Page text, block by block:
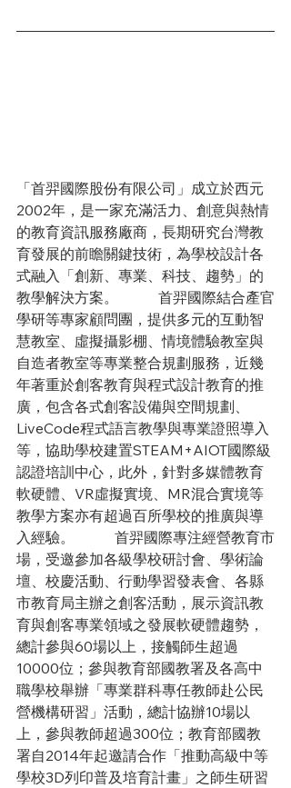
「首羿國際股份有限公司」成立於西元
2002年，是一家充滿活力、創意與熱情
的教育資訊服務廠商，長期研究台灣教
育發展的前瞻關鍵技術，為學校設計各
式融入「創新、專業、科技、趨勢」的
教學解決方案。   　　首羿國際結合產官
學研等專家顧問團，提供多元的互動智
慧教室、虛擬攝影棚、情境體驗教室與
自造者教室等專業整合規劃服務，近幾
年著重於創客教育與程式設計教育的推
廣，包含各式創客設備與空間規劃、
LiveCode程式語言教學與專業證照導入
等，協助學校建置STEAM+AIOT國際級
認證培訓中心，此外，針對多媒體教育
軟硬體、VR虛擬實境、MR混合實境等
教學方案亦有超過百所學校的推廣與導
入經驗。   　　首羿國際專注經營教育市
場，受邀參加各級學校研討會、學術論
壇、校慶活動、行動學習發表會、各縣
市教育局主辦之創客活動，展示資訊教
育與創客專業領域之發展軟硬體趨勢，
總計參與60場以上，接觸師生超過
10000位；參與教育部國教署及各高中
職學校舉辦「專業群科專任教師赴公民
營機構研習」活動，總計協辦10場以
上，參與教師超過300位；教育部國教
署自2014年起邀請合作「推動高級中等
學校3D列印普及培育計畫」之師生研習